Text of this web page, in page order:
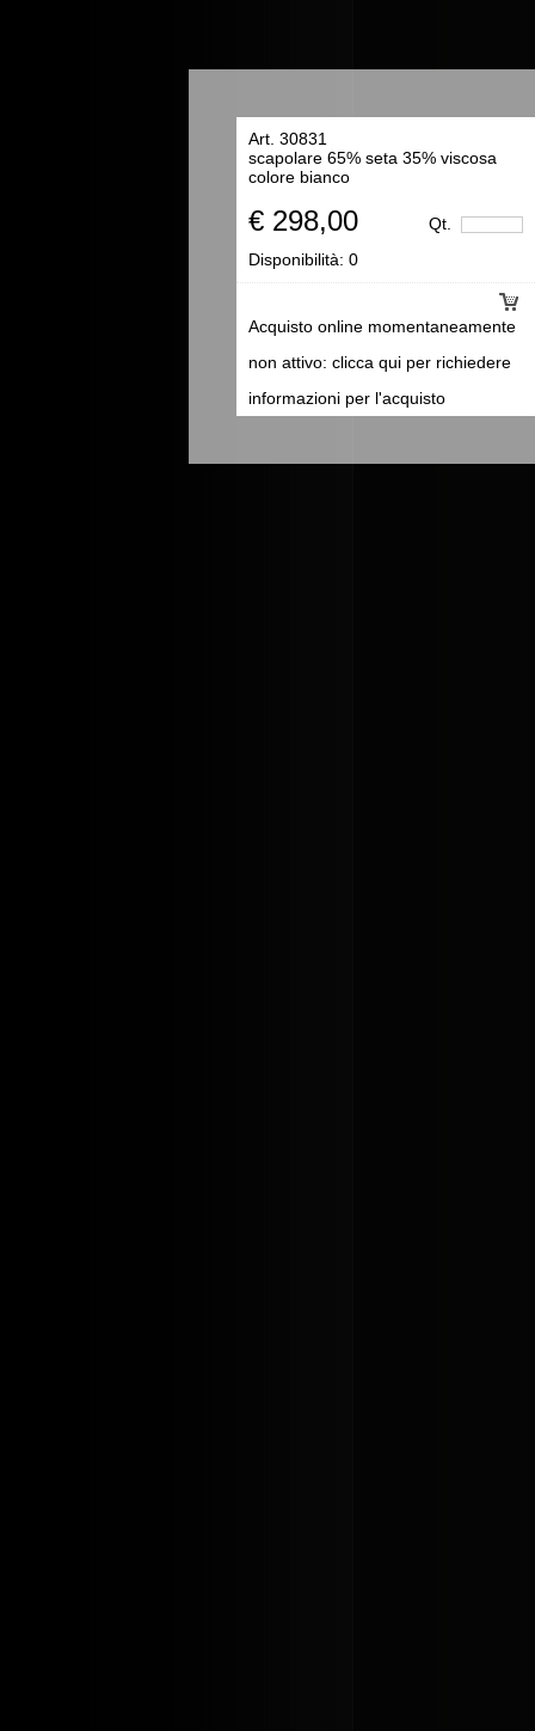
Art. 30831
scapolare 65% seta 35% viscosa
colore bianco
€ 298,00 Qt.
Acquisto online momentaneamente
non attivo: clicca qui per richiedere
informazioni per l'acquisto
Disponibilità: 0